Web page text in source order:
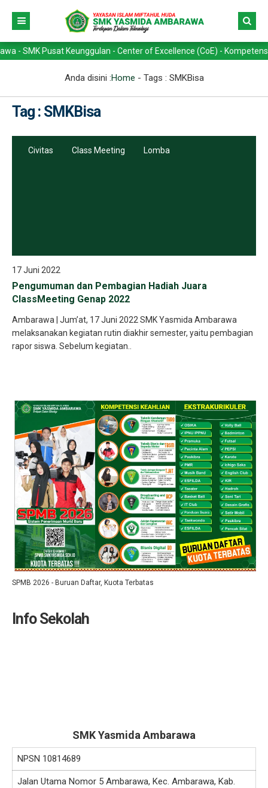
SMK Pusat Keunggulan - Center of Excellence (CoE) - Kompetensi
Anda disini :Home - Tags : SMKBisa
Tag : SMKBisa
Civitas Class Meeting Lomba
17 Juni 2022
Pengumuman dan Pembagian Hadiah Juara
ClassMeeting Genap 2022
Ambarawa | Jum’at, 17 Juni 2022 SMK Yasmida Ambarawa
melaksanakan kegiatan rutin diakhir semester, yaitu pembagian
rapor siswa. Sebelum kegiatan..
SPMB 2026 - Buruan Daftar, Kuota Terbatas
Info Sekolah
SMK Yasmida Ambarawa
NPSN 10814689
Jalan Utama Nomor 5 Ambarawa, Kec. Ambarawa, Kab.